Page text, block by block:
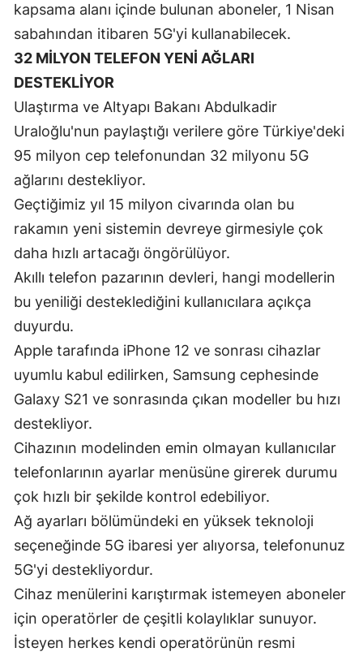
kapsama alanı içinde bulunan aboneler, 1 Nisan
sabahından itibaren 5G'yi kullanabilecek.
32 MİLYON TELEFON YENİ AĞLARI
DESTEKLİYOR
Ulaştırma ve Altyapı Bakanı Abdulkadir
Uraloğlu'nun paylaştığı verilere göre Türkiye'deki
95 milyon cep telefonundan 32 milyonu 5G
ağlarını destekliyor.
Geçtiğimiz yıl 15 milyon civarında olan bu
rakamın yeni sistemin devreye girmesiyle çok
daha hızlı artacağı öngörülüyor.
Akıllı telefon pazarının devleri, hangi modellerin
bu yeniliği desteklediğini kullanıcılara açıkça
duyurdu.
Apple tarafında iPhone 12 ve sonrası cihazlar
uyumlu kabul edilirken, Samsung cephesinde
Galaxy S21 ve sonrasında çıkan modeller bu hızı
destekliyor.
Cihazının modelinden emin olmayan kullanıcılar
telefonlarının ayarlar menüsüne girerek durumu
çok hızlı bir şekilde kontrol edebiliyor.
Ağ ayarları bölümündeki en yüksek teknoloji
seçeneğinde 5G ibaresi yer alıyorsa, telefonunuz
5G'yi destekliyordur.
Cihaz menülerini karıştırmak istemeyen aboneler
için operatörler de çeşitli kolaylıklar sunuyor.
İsteyen herkes kendi operatörünün resmi